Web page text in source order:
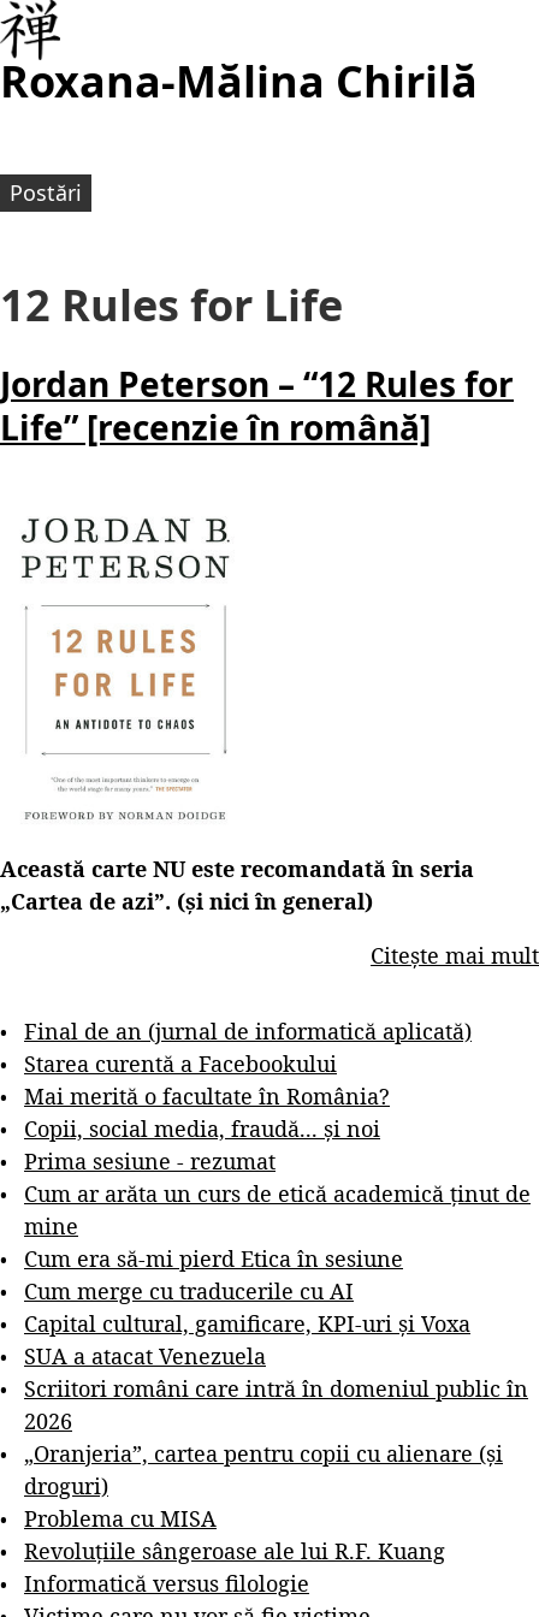
Roxana-Mălina Chirilă
Postări
12 Rules for Life
Jordan Peterson – “12 Rules for
Life” [recenzie în română]
Această carte NU este recomandată în seria
„Cartea de azi”. (și nici în general)
Citește mai mult
Final de an (jurnal de informatică aplicată)
Starea curentă a Facebookului
Mai merită o facultate în România?
Copii, social media, fraudă... și noi
Prima sesiune - rezumat
Cum ar arăta un curs de etică academică ținut de
mine
Cum era să-mi pierd Etica în sesiune
Cum merge cu traducerile cu AI
Capital cultural, gamificare, KPI-uri și Voxa
SUA a atacat Venezuela
Scriitori români care intră în domeniul public în
2026
„Oranjeria”, cartea pentru copii cu alienare (și
droguri)
Problema cu MISA
Revoluțiile sângeroase ale lui R.F. Kuang
Informatică versus filologie